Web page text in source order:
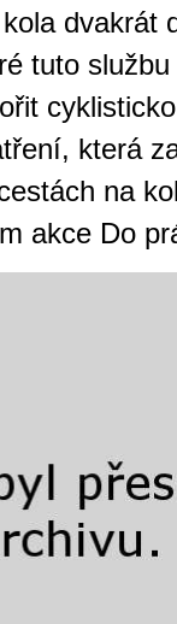
dvakrát
tuto službu
která
na
akce Do
je
kde si
V
nabídku her
pravidelné